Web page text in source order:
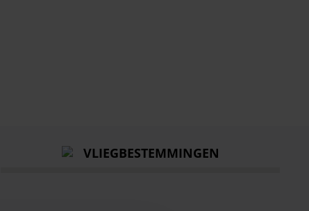
VLIEGBESTEMMINGEN